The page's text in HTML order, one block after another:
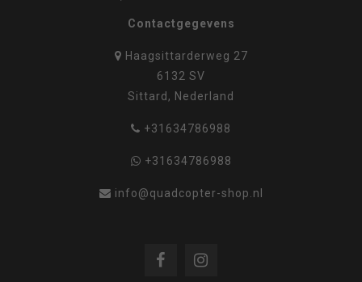
Contactgegevens
Haagsittarderweg 27
6132 SV
Sittard, Nederland
+31634786988
+31634786988
info@quadcopter-shop.nl